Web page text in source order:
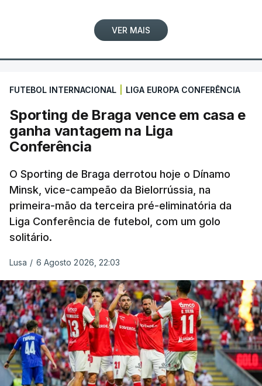
VER MAIS
FUTEBOL INTERNACIONAL LIGA EUROPA CONFERÊNCIA
Sporting de Braga vence em casa e
ganha vantagem na Liga
Conferência
O Sporting de Braga derrotou hoje o Dínamo
Minsk, vice-campeão da Bielorrússia, na
primeira-mão da terceira pré-eliminatória da
Liga Conferência de futebol, com um golo
solitário.
Lusa / 6 Agosto 2026, 22:03